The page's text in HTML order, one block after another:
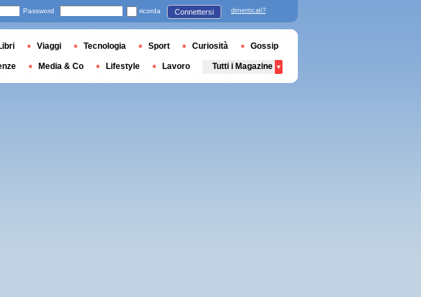
Password ricorda Connettersi dimenticati?
Viaggi Tecnologia Sport Curiosità Gossip
Media & Co Lifestyle Lavoro Tutti i Magazine